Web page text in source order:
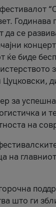
Годинава
се
биде
за
и
на
на
што ги